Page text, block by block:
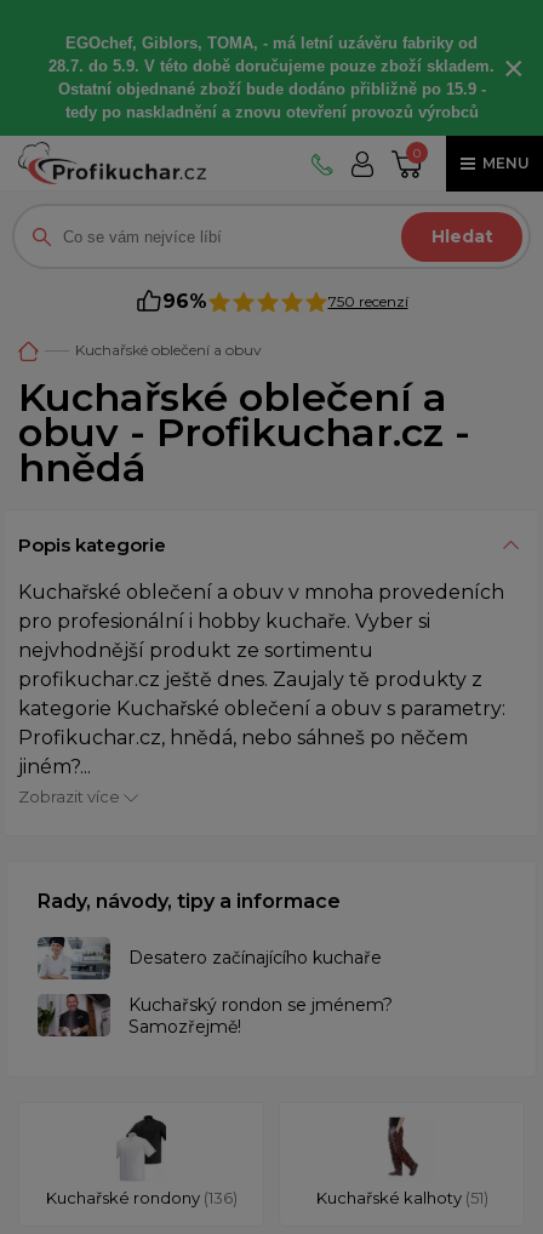
EGOchef, Giblors, TOMA, - má letní uzávěru fabriky od
28.7. do 5.9. V této době doručujeme pouze zboží skladem.
Ostatní objednané zboží bude dodáno přibližně po 15.9 -
tedy po naskladnění a znovu otevření provozů výrobců
×
0
MENU
Hledat
96% 750 recenzí
Kuchařské oblečení a obuv
Kuchařské oblečení a
obuv - Profikuchar.cz -
hnědá
Popis kategorie
Kuchařské oblečení a obuv v mnoha provedeních
pro profesionální i hobby kuchaře. Vyber si
nejvhodnější produkt ze sortimentu
profikuchar.cz ještě dnes. Zaujaly tě produkty z
kategorie Kuchařské oblečení a obuv s parametry:
Profikuchar.cz, hnědá, nebo sáhneš po něčem
jiném?...
Zobrazit více
Rady, návody, tipy a informace
Desatero začínajícího kuchaře
Kuchařský rondon se jménem?
Samozřejmě!
Kuchařské rondony (136) Kuchařské kalhoty (51)